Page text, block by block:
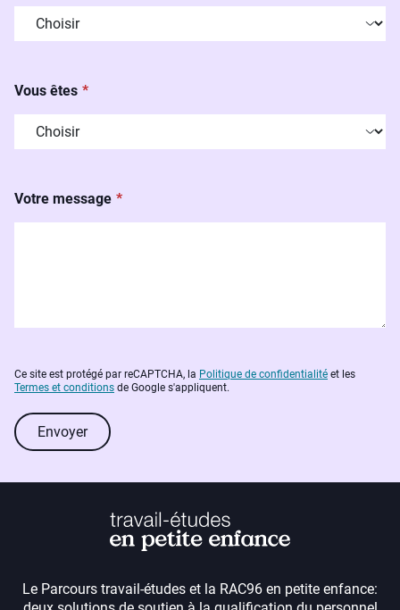
Vous êtes
Votre message
Ce site est protégé par reCAPTCHA, la Politique de confidentialité et les
Termes et conditions de Google s'appliquent.
Envoyer
Le Parcours travail-études et la RAC96 en petite enfance: